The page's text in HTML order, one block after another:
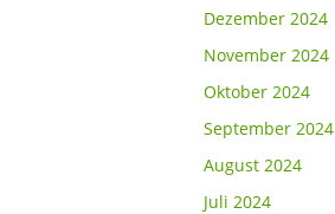
Dezember 2024
November 2024
Oktober 2024
September 2024
August 2024
Juli 2024